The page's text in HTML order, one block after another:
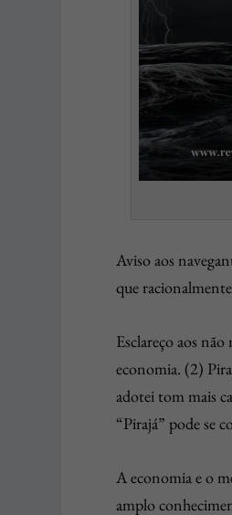
Aviso aos
que
Esclareço aos
economia. (2)
adotei tom mais
“Pirajá” pode se
A economia e o
amplo